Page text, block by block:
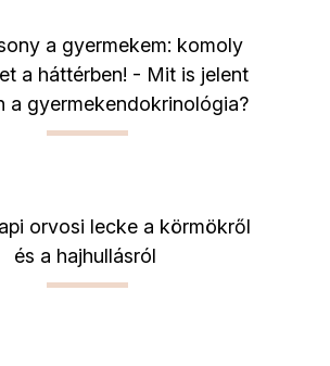
a gyermekem: komoly
a háttérben! - Mit is jelent
a gyermekendokrinológia?
orvosi lecke a körmökről
és a hajhullásról